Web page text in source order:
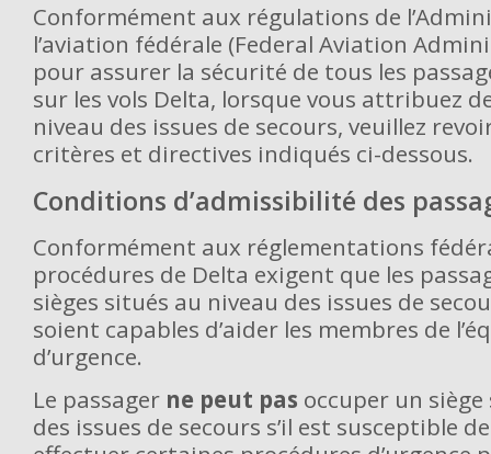
Conformément aux régulations de
l’aviation fédérale (Federal Aviation
pour assurer la sécurité de tous les
sur les vols Delta, lorsque vous attribuez
niveau des issues de secours, veuillez
critères et directives indiqués ci-dessous.
Conditions d’admissibilité des
Conformément aux réglementations
procédures de Delta exigent que les
sièges situés au niveau des issues de
soient capables d’aider les membres de
d’urgence.
Le passager ne peut pas occuper un
des issues de secours s’il est susceptible